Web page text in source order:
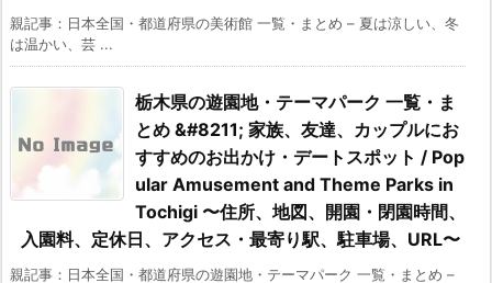
親記事：日本全国・都道府県の美術館 一覧・まとめ – 夏は涼しい、冬
は温かい、芸 ...
栃木県の遊園地・テーマパーク 一覧・ま
とめ &#8211; 家族、友達、カップルにお
すすめのお出かけ・デートスポット / Pop
ular Amusement and Theme Parks in
Tochigi 〜住所、地図、開園・閉園時間、
入園料、定休日、アクセス・最寄り駅、駐車場、URL〜
親記事：日本全国・都道府県の遊園地・テーマパーク 一覧・まとめ –